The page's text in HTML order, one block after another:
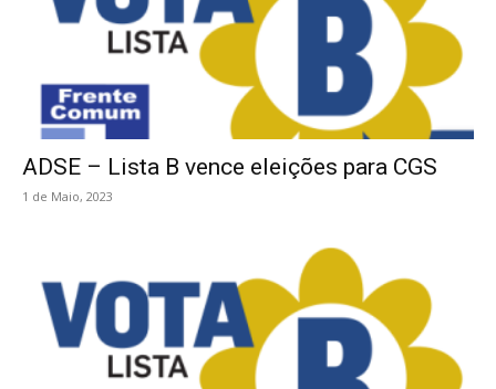
ADSE – Lista B vence eleições para CGS
1 de Maio, 2023